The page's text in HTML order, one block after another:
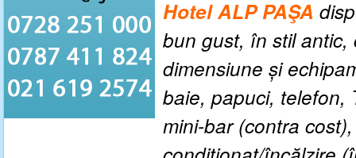
Hotel ALP PAŞA
bun gust, în stil
dimensiune și
baie, papuci, telefon,
mini-bar (contra